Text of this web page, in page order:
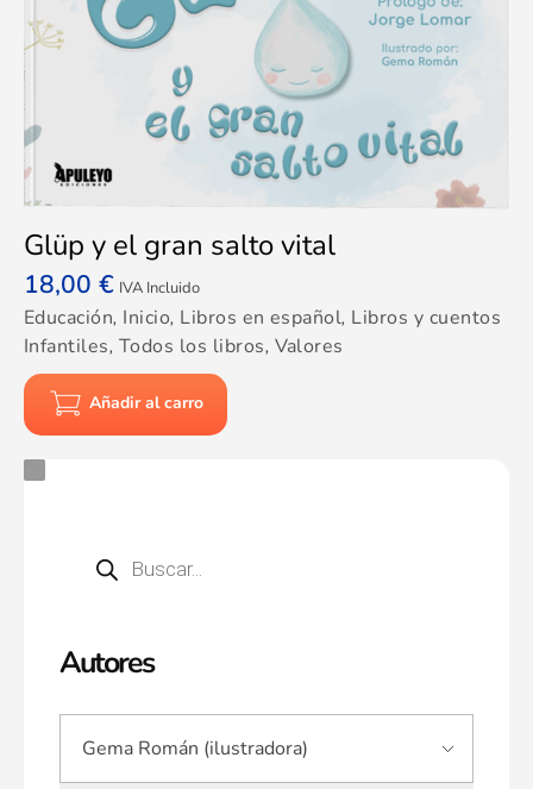
Autores
Glüp y el gran salto vital
18,00 € IVA Incluido
Educación, Inicio, Libros en español, Libros y cuentos
Infantiles, Todos los libros, Valores
Añadir al carro